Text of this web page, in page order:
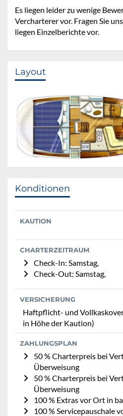
Es liegen leider zu wenige
Vercharterer vor. Fragen Sie
liegen Einzelberichte vor.
Layout
Konditionen
KAUTION
CHARTERZEITRAUM
Check-In: Samstag,
Check-Out: Samstag,
VERSICHERUNG
Haftpflicht- und
in Höhe der Kaution)
ZAHLUNGSPLAN
50 % Charterpreis bei
Überweisung
50 % Charterpreis bei
Überweisung
100 % Extras vor Ort in
100 % Servicepauschale